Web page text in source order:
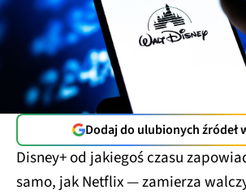
Dodaj do ulubionych źródeł
Disney+ od jakiegoś czasu
samo, jak Netflix — zamierza